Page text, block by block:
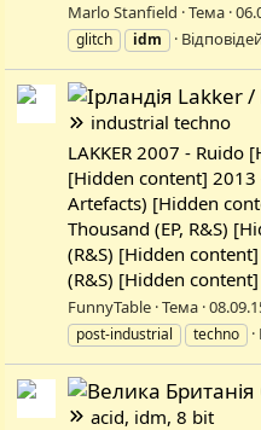
Marlo Stanfield Тема
glitch
idm
Lakker /
industrial techno
LAKKER 2007 - Ruido
[Hidden content] 2013
Artefacts) [Hidden
Thousand (EP, R&S)
(R&S) [Hidden
(R&S) [Hidden
FunnyTable Тема
post-industrial
techno
acid, idm, 8 bit